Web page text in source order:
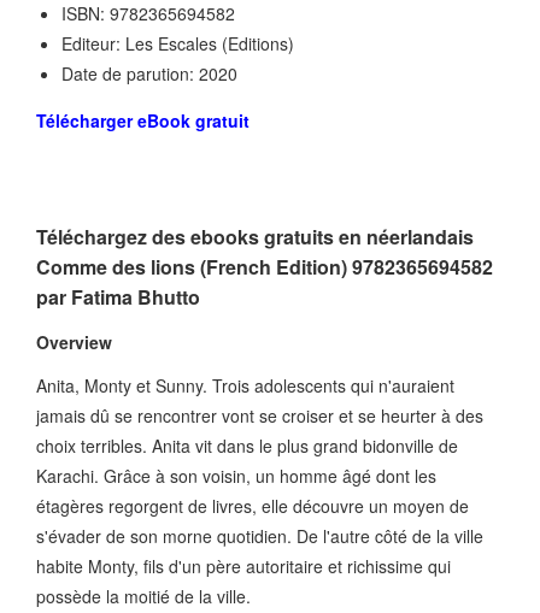
ISBN: 9782365694582
Editeur: Les Escales (Editions)
Date de parution: 2020
Télécharger eBook gratuit
Téléchargez des ebooks gratuits en néerlandais
Comme des lions (French Edition) 9782365694582
par Fatima Bhutto
Overview
Anita, Monty et Sunny. Trois adolescents qui n'auraient
jamais dû se rencontrer vont se croiser et se heurter à des
choix terribles. Anita vit dans le plus grand bidonville de
Karachi. Grâce à son voisin, un homme âgé dont les
étagères regorgent de livres, elle découvre un moyen de
s'évader de son morne quotidien. De l'autre côté de la ville
habite Monty, fils d'un père autoritaire et richissime qui
possède la moitié de la ville.